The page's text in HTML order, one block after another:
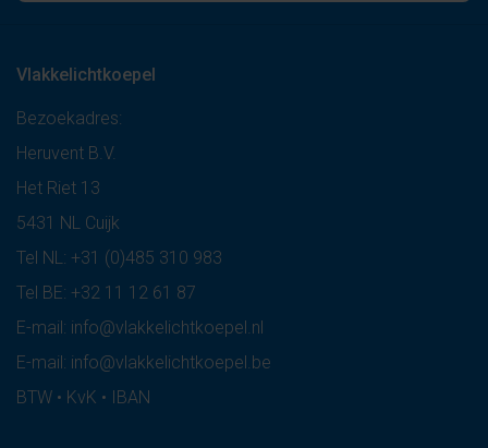
Vlakkelichtkoepel
Bezoekadres:
Heruvent B.V.
Het Riet 13
5431 NL Cuijk
Tel NL: +31 (0)485 310 983
Tel BE: +32 11 12 61 87
E-mail: info@vlakkelichtkoepel.nl
E-mail: info@vlakkelichtkoepel.be
BTW • KvK • IBAN